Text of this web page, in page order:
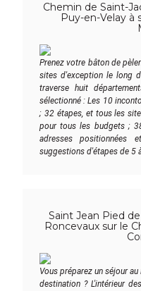
Chemin de Saint-
Puy-en-Velay à
Prenez votre bâton de
sites d'exception le long
traverse huit
sélectionné : Les 10
; 32 étapes, et tous les
pour tous les budgets ;
adresses
suggestions d'étapes de 5
Saint Jean Pied
Roncevaux sur le
Vous préparez un séjour
destination ? L'intérieur